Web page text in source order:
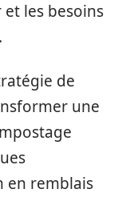
les besoins
de
une
en remblais